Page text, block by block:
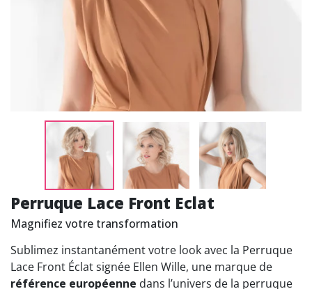
Perruque Lace Front Eclat
Magnifiez votre transformation
Sublimez instantanément votre look avec la Perruque
Lace Front Éclat signée Ellen Wille, une marque de
référence européenne dans l’univers de la perruque